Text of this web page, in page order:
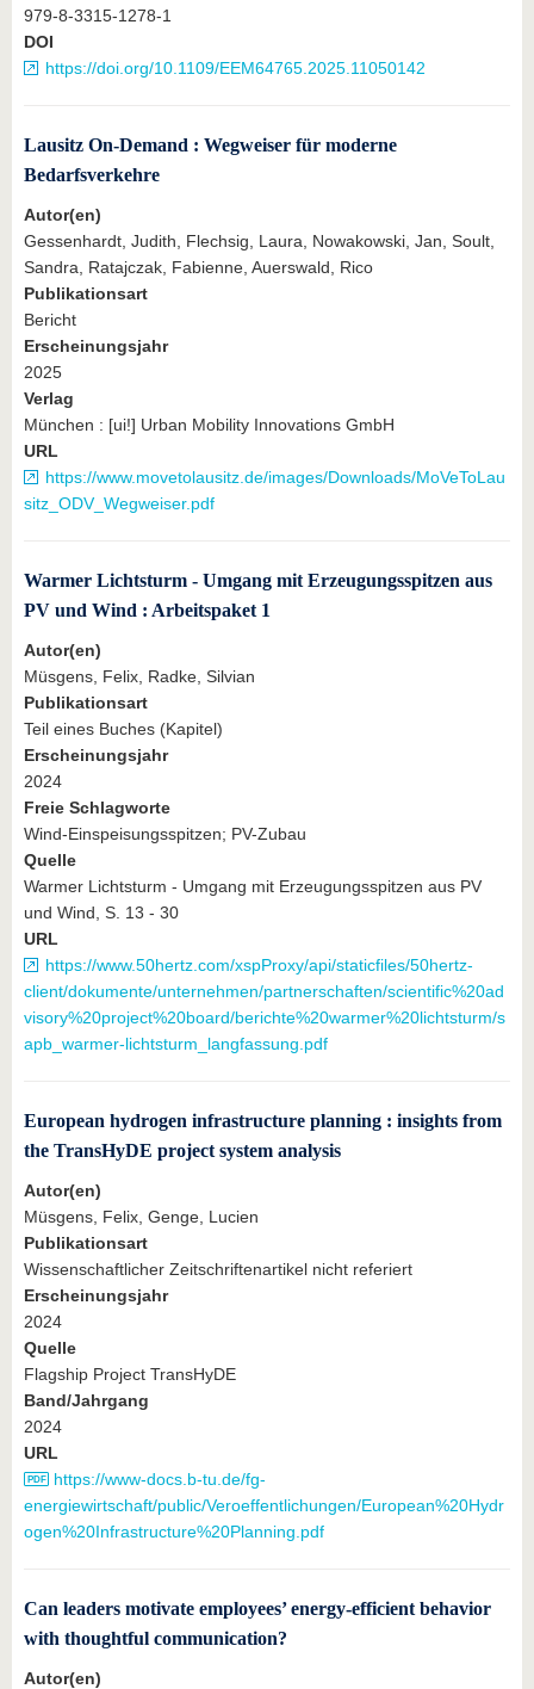
979-8-3315-1278-1
DOI
https://doi.org/10.1109/EEM64765.2025.11050142
Lausitz On-Demand : Wegweiser für moderne
Bedarfsverkehre
Autor(en)
Gessenhardt, Judith, Flechsig, Laura, Nowakowski, Jan, Soult,
Sandra, Ratajczak, Fabienne, Auerswald, Rico
Publikationsart
Bericht
Erscheinungsjahr
2025
Verlag
München : [ui!] Urban Mobility Innovations GmbH
URL
https://www.movetolausitz.de/images/Downloads/MoVeToLau
sitz_ODV_Wegweiser.pdf
Warmer Lichtsturm - Umgang mit Erzeugungsspitzen aus
PV und Wind : Arbeitspaket 1
Autor(en)
Müsgens, Felix, Radke, Silvian
Publikationsart
Teil eines Buches (Kapitel)
Erscheinungsjahr
2024
Freie Schlagworte
Wind-Einspeisungsspitzen; PV-Zubau
Quelle
Warmer Lichtsturm - Umgang mit Erzeugungsspitzen aus PV
und Wind, S. 13 - 30
URL
https://www.50hertz.com/xspProxy/api/staticfiles/50hertz-
client/dokumente/unternehmen/partnerschaften/scientific%20ad
visory%20project%20board/berichte%20warmer%20lichtsturm/s
apb_warmer-lichtsturm_langfassung.pdf
European hydrogen infrastructure planning : insights from
the TransHyDE project system analysis
Autor(en)
Müsgens, Felix, Genge, Lucien
Publikationsart
Wissenschaftlicher Zeitschriftenartikel nicht referiert
Erscheinungsjahr
2024
Quelle
Flagship Project TransHyDE
Band/Jahrgang
2024
URL
https://www-docs.b-tu.de/fg-
energiewirtschaft/public/Veroeffentlichungen/European%20Hydr
ogen%20Infrastructure%20Planning.pdf
Can leaders motivate employees’ energy-efficient behavior
with thoughtful communication?
Autor(en)